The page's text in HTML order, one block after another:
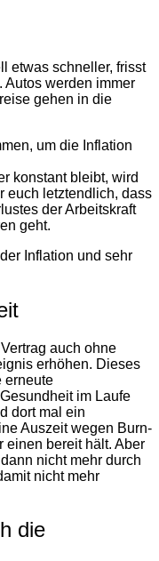
etwas schneller, frisst
Autos werden immer
gehen in die
um die Inflation
konstant bleibt, wird
euch letztendlich, dass
der Arbeitskraft
geht.
Inflation und sehr
auch ohne
erhöhen. Dieses
erneute
im Laufe
dort mal ein
Auszeit wegen Burn-
einen bereit hält. Aber
nicht mehr durch
nicht mehr
die